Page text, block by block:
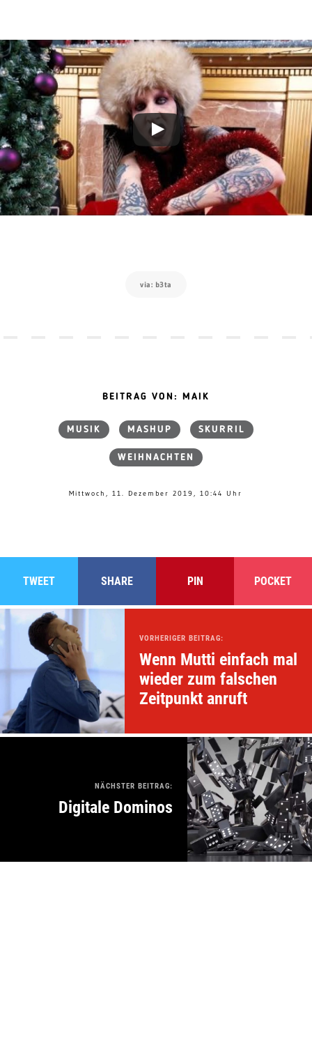
via: b3ta
BEITRAG VON: MAIK
MUSIK MASHUP SKURRIL
WEIHNACHTEN
Mittwoch, 11. Dezember 2019, 10:44 Uhr
TWEET SHARE PIN POCKET
VORHERIGER BEITRAG:
Wenn Mutti einfach mal
wieder zum falschen
Zeitpunkt anruft
NÄCHSTER BEITRAG:
Digitale Dominos